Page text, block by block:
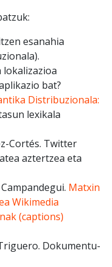
esanahia
lokalizazioa
bat?
Distribuzionala:
lexikala
Cortés. Twitter
aztertzea eta
Matxin
Wikimedia
(captions)
Dokumentu-